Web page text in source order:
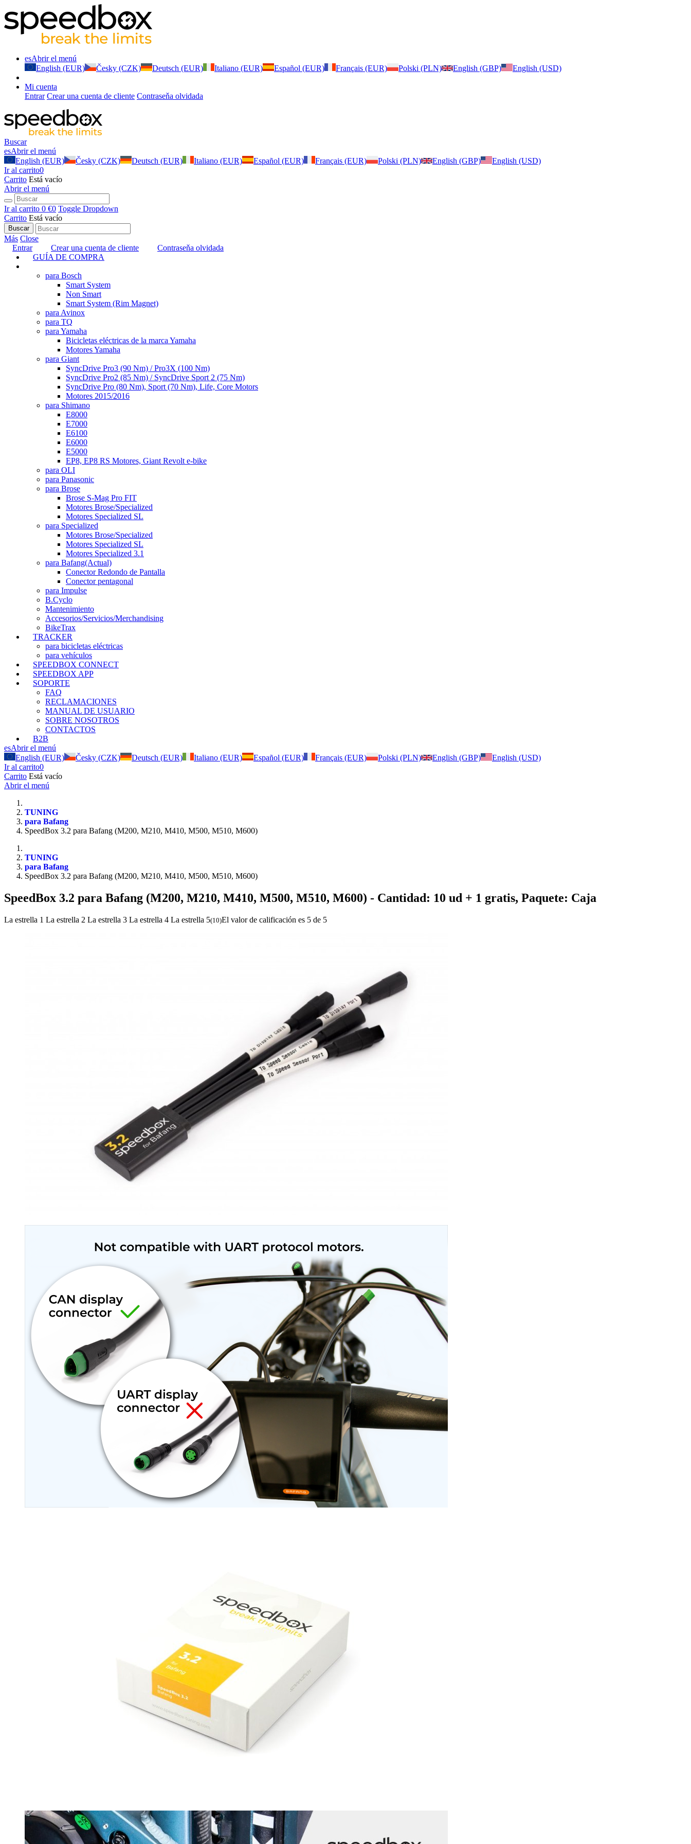
esAbrir el menú
English (EUR)
Česky (CZK) Deutsch (EUR) Italiano (EUR) Español (EUR) Français (EUR) Polski (PLN) English (GBP) English (USD)
Mi cuenta
Entrar Crear una cuenta de cliente Contraseňa olvidada
Buscar
esAbrir el menú
English (EUR)
Česky (CZK) Deutsch (EUR) Italiano (EUR) Español (EUR) Français (EUR) Polski (PLN) English (GBP)
English (USD)
Ir al carrito0
Carrito Está vacío
Abrir el menú
Ir al carrito 0 €0 Toggle Dropdown
Carrito Está vacío
Buscar
Más Close
Entrar
Crear una cuenta de cliente
Contraseňa olvidada
GUÍA DE COMPRA
para Bosch
Smart System
Non Smart
Smart System (Rim Magnet)
para Avinox
para TQ
para Yamaha
Bicicletas eléctricas de la marca Yamaha
Motores Yamaha
para Giant
SyncDrive Pro3 (90 Nm) / Pro3X (100 Nm)
SyncDrive Pro2 (85 Nm) / SyncDrive Sport 2 (75 Nm)
SyncDrive Pro (80 Nm), Sport (70 Nm), Life, Core Motors
Motores 2015/2016
para Shimano
E8000
E7000
E6100
E6000
E5000
EP8, EP8 RS Motores, Giant Revolt e-bike
para OLI
para Panasonic
para Brose
Brose S-Mag Pro FIT
Motores Brose/Specialized
Motores Specialized SL
para Specialized
Motores Brose/Specialized
Motores Specialized SL
Motores Specialized 3.1
para Bafang(Actual)
Conector Redondo de Pantalla
Conector pentagonal
para Impulse
B.Cyclo
Mantenimiento
Accesorios/Servicios/Merchandising
BikeTrax
TRACKER
para bicicletas eléctricas
para vehículos
SPEEDBOX CONNECT
SPEEDBOX APP
SOPORTE
FAQ
RECLAMACIONES
MANUAL DE USUARIO
SOBRE NOSOTROS
CONTACTOS
B2B
esAbrir el menú
English (EUR)
Česky (CZK) Deutsch (EUR) Italiano (EUR) Español (EUR) Français (EUR) Polski (PLN) English (GBP)
English (USD)
Ir al carrito0
Carrito Está vacío
Abrir el menú
TUNING
para Bafang
SpeedBox 3.2 para Bafang (M200, M210, M410, M500, M510, M600)
TUNING
para Bafang
SpeedBox 3.2 para Bafang (M200, M210, M410, M500, M510, M600)
SpeedBox 3.2 para Bafang (M200, M210, M410, M500, M510, M600) - Cantidad: 10 ud + 1 gratis, Paquete: Caja
La estrella 1 La estrella 2 La estrella 3 La estrella 4 La estrella 5(10)El valor de calificación es 5 de 5